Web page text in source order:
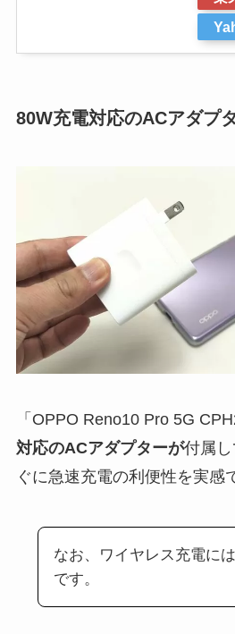
80W充電対応のACアダプ
「OPPO Reno10 Pro 5G
対応のACアダプターが付属
ぐに急速充電の利便性を実感
なお、ワイヤレス充電に
です。